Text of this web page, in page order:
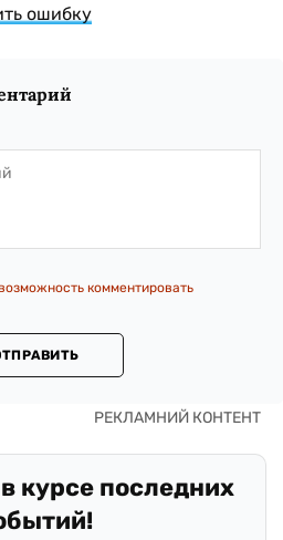
ошибку
комментировать
курсе последних